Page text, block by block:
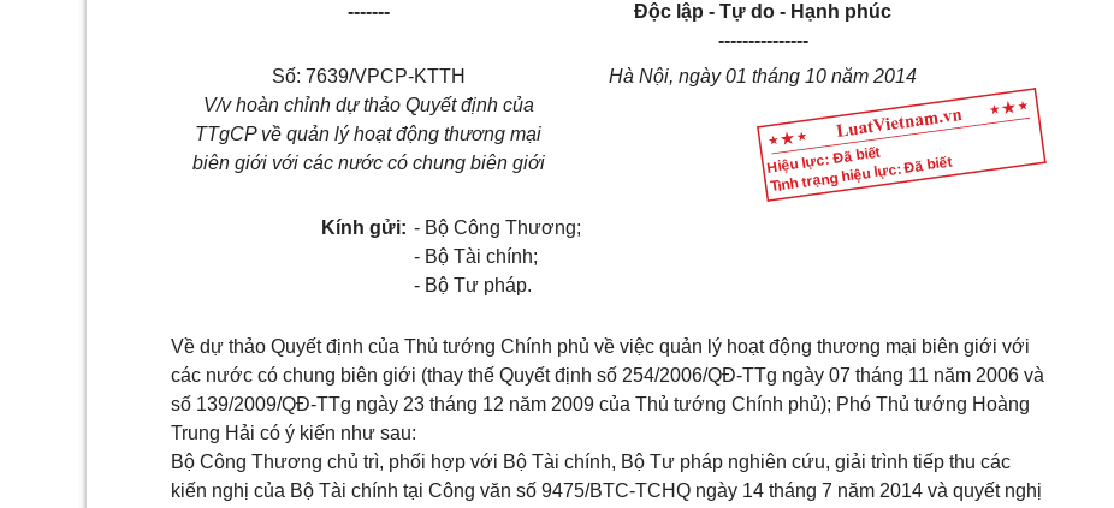
Hiệu lực: Đã biết
Tình trạng hiệu lực: Đã biết
-------
Độc lập - Tự do - Hạnh phúc
---------------
Số: 7639/VPCP-KTTH
V/v hoàn chỉnh dự thảo Quyếtđịnh của
TTgCP về quản lý hoạt động thương mại
biên giới vớicác nước có chung biên giới
Hà Nội, ngày01 tháng 10 năm 2014
Kính gửi: - Bộ Công Thương;
- Bộ Tài chính;
- Bộ Tư pháp.
Về dự thảo Quyết định của Thủ tướng Chính phủ về việc quản lý hoạt động thương mại biên giới với
các nước có chung biên giới (thay thế Quyết định số 254/2006/QĐ-TTg ngày 07 tháng 11 năm 2006 và
số 139/2009/QĐ-TTg ngày 23 tháng 12 năm 2009 của Thủ tướng Chính phủ); Phó Thủ tướng Hoàng
Trung Hải có ý kiến như sau:
Bộ Công Thương chủ trì, phối hợp với Bộ Tài chính, Bộ Tư pháp nghiên cứu, giải trình tiếp thu các
kiến nghị của Bộ Tài chính tại Công văn số 9475/BTC-TCHQ ngày 14 tháng 7 năm 2014 và quyết nghị